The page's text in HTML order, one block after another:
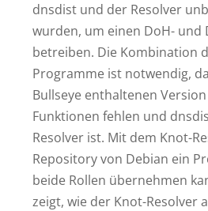
dnsdist und der Resolver
wurden, um einen DoH- und
betreiben. Die Kombination
Programme ist notwendig,
Bullseye enthaltenen
Funktionen fehlen und
Resolver ist. Mit dem Knot-
Repository von Debian ein
beide Rollen übernehmen
zeigt, wie der Knot-Resolver